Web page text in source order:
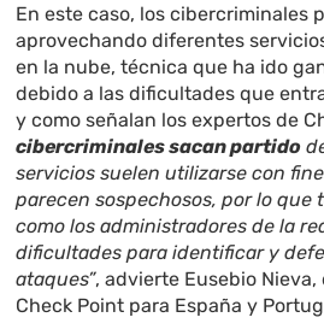
En este caso, los cibercriminales
aprovechando diferentes
en la nube, técnica que ha ido
debido a las dificultades que
y como señalan los expertos de
cibercriminales sacan partido
servicios suelen utilizarse con
parecen sospechosos, por lo que
como los administradores de la
dificultades para identificar y
ataques”, advierte Eusebio
Check Point para España y